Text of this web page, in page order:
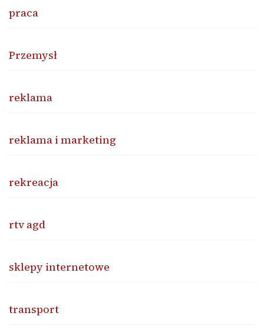
praca
Przemysł
reklama
reklama i marketing
rekreacja
rtv agd
sklepy internetowe
transport